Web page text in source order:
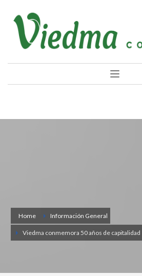
Home Información General
Viedma conmemora 50 años de capitalidad